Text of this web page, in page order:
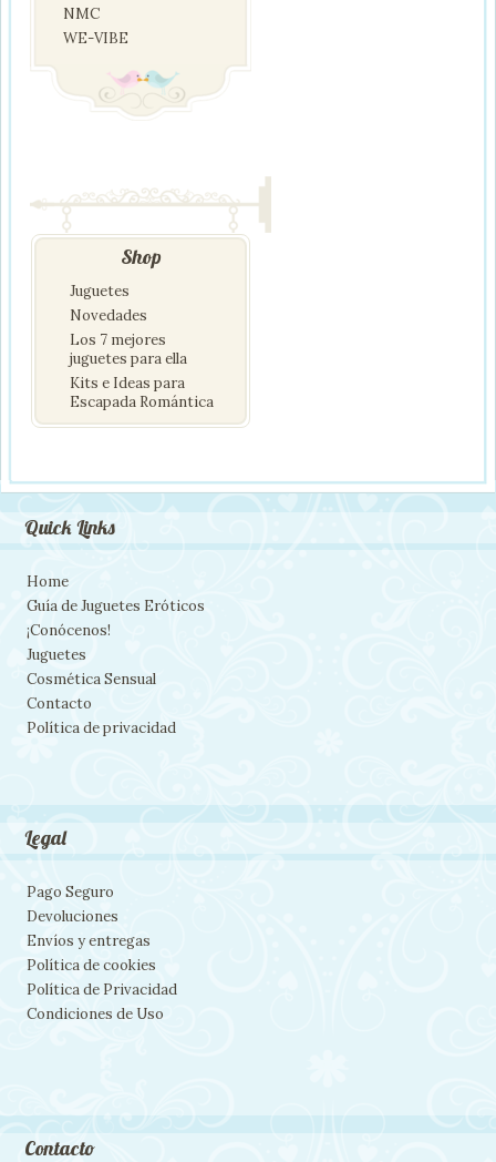
NMC
WE-VIBE
Shop
Juguetes
Novedades
Los 7 mejores
juguetes para ella
Kits e Ideas para
Escapada Romántica
Quick Links
Home
Guía de Juguetes Eróticos
¡Conócenos!
Juguetes
Cosmética Sensual
Contacto
Política de privacidad
Legal
Pago Seguro
Devoluciones
Envíos y entregas
Política de cookies
Política de Privacidad
Condiciones de Uso
Contacto